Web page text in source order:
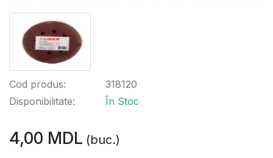
Cod produs:
Disponibilitate:
318120
În Stoc
4,00 MDL (buc.)